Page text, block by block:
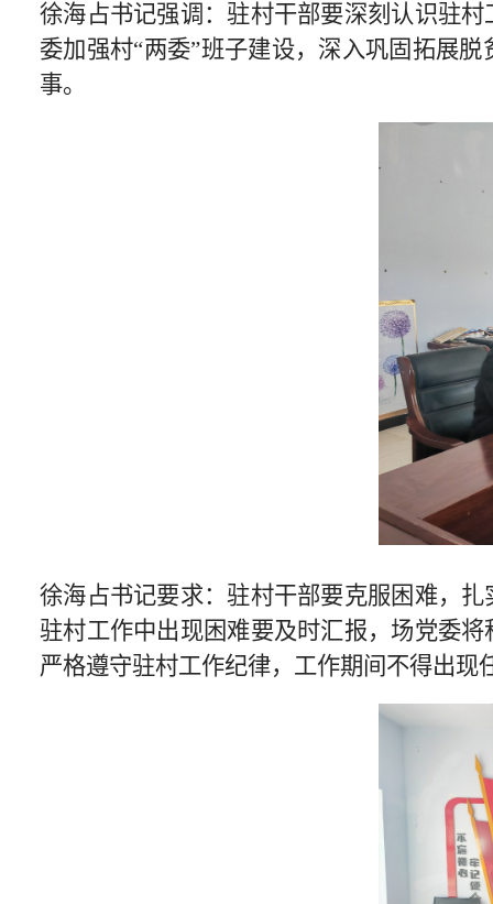
徐海占书记强调：驻村干部要深刻认识驻
委加强村“两委”班子建设，深入巩固拓展
事。
徐海占书记要求：驻村干部要克服困难，
驻村工作中出现困难要及时汇报，场党委
严格遵守驻村工作纪律，工作期间不得出现